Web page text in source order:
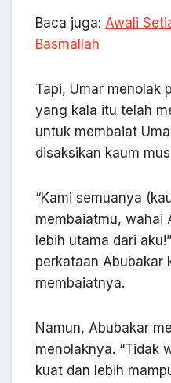
Baca juga: Awali
Basmallah
Tapi, Umar menolak
yang kala itu telah
untuk membaiat
disaksikan kaum
“Kami semuanya
membaiatmu, wahai
lebih utama dari
perkataan Abubakar
membaiatnya.
Namun, Abubakar
menolaknya. “Tidak
kuat dan lebih